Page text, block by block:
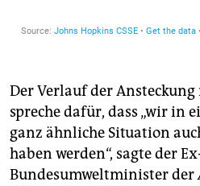
Der Verlauf der
spreche dafür, dass „wir in
ganz ähnliche Situation
haben werden“, sagte der
Bundesumweltminister der